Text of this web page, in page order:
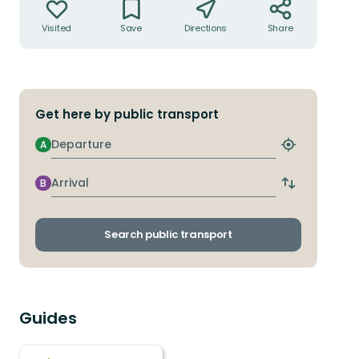
Visited Save Directions Share
Get here by public transport
Departure
A
Find
stop
Arrival
B
Switch
and
stops
Search public transport
Guides